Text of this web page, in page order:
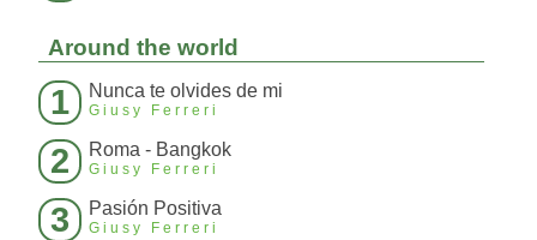
Around the world
1 Nunca te olvides de mi
Giusy Ferreri
2 Roma - Bangkok
Giusy Ferreri
3 Pasión Positiva
Giusy Ferreri